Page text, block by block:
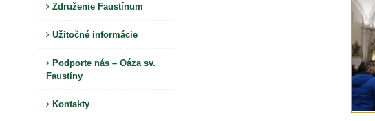
Združenie Faustínum
Užitočné informácie
Podporte nás – Oáza sv.
Faustíny
Kontakty